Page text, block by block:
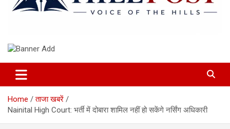
The Hillpost
Home
ताजा खबरें
Nainital High Court: भर्ती में दोबारा शामिल नहीं हो सकेंगे नर्सिंग अधिकारी